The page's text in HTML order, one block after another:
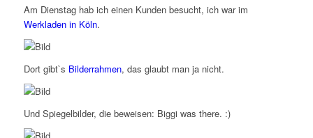
Am Dienstag hab ich einen Kunden besucht, ich war im
Werkladen in Köln.
Dort gibt`s Bilderrahmen, das glaubt man ja nicht.
Und Spiegelbilder, die beweisen: Biggi was there. :)